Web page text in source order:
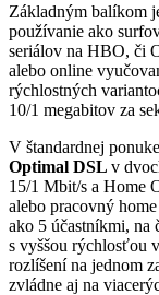
Základným balíkom
používanie ako
seriálov na HBO, či
alebo online
rýchlostných
10/1 megabitov za
V štandardnej
Optimal DSL v
15/1 Mbit/s a Home
alebo pracovný
ako 5 účastníkmi, na
s vyššou rýchlosťou
rozlíšení na jednom
zvládne aj na